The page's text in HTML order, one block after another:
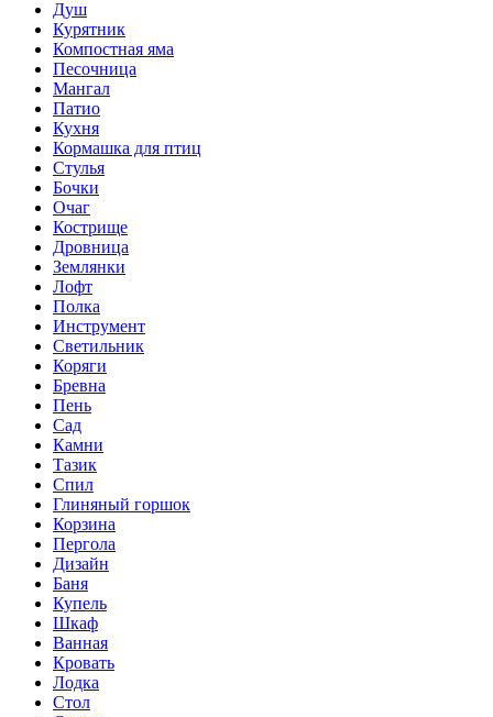
Душ
Курятник
Компостная яма
Песочница
Мангал
Патио
Кухня
Кормашка для птиц
Стулья
Бочки
Очаг
Кострище
Дровница
Землянки
Лофт
Полка
Инструмент
Светильник
Коряги
Бревна
Пень
Сад
Камни
Тазик
Спил
Глиняный горшок
Корзина
Пергола
Дизайн
Баня
Купель
Шкаф
Ванная
Кровать
Лодка
Стол